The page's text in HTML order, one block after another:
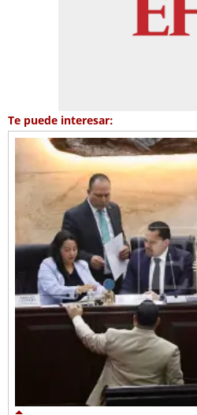
Te puede interesar: